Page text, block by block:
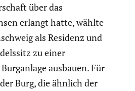
über das
erlangt hatte, wählte
als Residenz und
zu einer
ausbauen. Für
Burg, die ähnlich der